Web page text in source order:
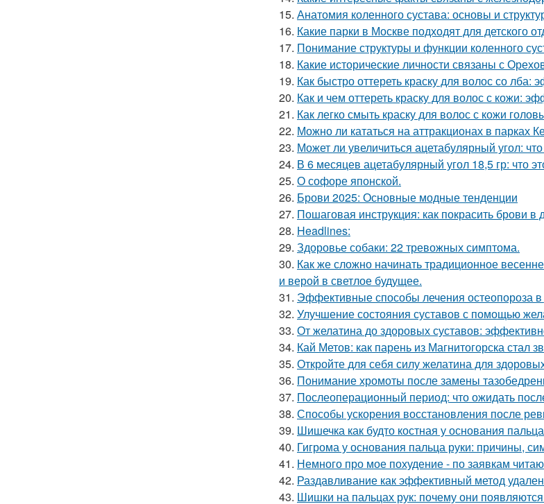
15. Анатомия коленного сустава: основы и
16. Какие парки в Москве подходят для детского
17. Понимание структуры и функции коленного
18. Какие исторические личности связаны с
19. Как быстро оттереть краску для волос со
20. Как и чем оттереть краску для волос с кожи:
21. Как легко смыть краску для волос с кожи
22. Можно ли кататься на аттракционах в парках
23. Может ли увеличиться ацетабулярный угол:
24. В 6 месяцев ацетабулярный угол 18,5 гр: что
25. О софоре японской.
26. Брови 2025: Основные модные тенденции
27. Пошаговая инструкция: как покрасить брови
28. Headlines:
29. Здоровье собаки: 22 тревожных симптома.
30. Как же сложно начинать традиционное
и верой в светлое будущее.
31. Эффективные способы лечения остеопороза
32. Улучшение состояния суставов с помощью
33. От желатина до здоровых суставов:
34. Кай Метов: как парень из Магнитогорска стал
35. Откройте для себя силу желатина для
36. Понимание хромоты после замены
37. Послеоперационный период: что ожидать
38. Способы ускорения восстановления после
39. Шишечка как будто костная у основания
40. Гигрома у основания пальца руки: причины,
41. Немного про мое похудение - по заявкам
42. Раздавливание как эффективный метод
43. Шишки на пальцах рук: почему они появляются